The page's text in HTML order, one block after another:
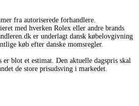
fra autoriserede forhandlere.
med hverken Rolex eller andre brands
er underlagt dansk købelovgivning
køb efter danske momsregler.
blot et estimat. Den aktuelle dagspris skal
de store prisudsving i markedet.